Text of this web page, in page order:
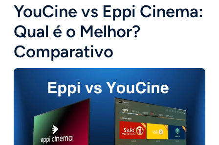
a
YouCine vs Eppi Cinema:
Qual é o Melhor?
Comparativo